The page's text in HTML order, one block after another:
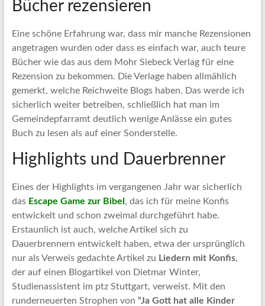
Bücher rezensieren
Eine schöne Erfahrung war, dass mir manche Rezensionen
angetragen wurden oder dass es einfach war, auch teure
Bücher wie das aus dem Mohr Siebeck Verlag für eine
Rezension zu bekommen. Die Verlage haben allmählich
gemerkt, welche Reichweite Blogs haben. Das werde ich
sicherlich weiter betreiben, schließlich hat man im
Gemeindepfarramt deutlich wenige Anlässe ein gutes
Buch zu lesen als auf einer Sonderstelle.
Highlights und Dauerbrenner
Eines der Highlights im vergangenen Jahr war sicherlich
das Escape Game zur Bibel , das ich für meine Konfis
entwickelt und schon zweimal durchgeführt habe.
Erstaunlich ist auch, welche Artikel sich zu
Dauerbrennern entwickelt haben, etwa der ursprünglich
nur als Verweis gedachte Artikel zu Liedern mit Konfis,
der auf einen Blogartikel von Dietmar Winter,
Studienassistent im ptz Stuttgart, verweist. Mit den
runderneuerten Strophen von “Ja Gott hat alle Kinder